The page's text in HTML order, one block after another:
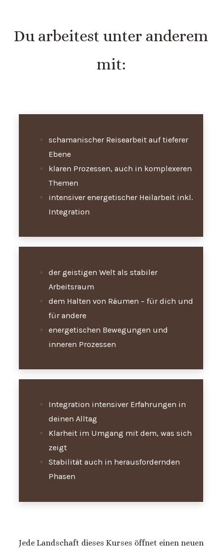
Du arbeitest unter anderem
mit:
schamanischer Reisearbeit auf tieferer
Ebene
klaren Prozessen, auch in komplexeren
Themen
intensiver energetischer Heilarbeit inkl.
Integration
der geistigen Welt als stabiler
Arbeitsraum
dem Halten von Räumen – für dich und
für andere
energetischen Bewegungen und
inneren Prozessen
Integration intensiver Erfahrungen in
deinen Alltag
Klarheit im Umgang mit dem, was sich
zeigt
Stabilität auch in herausfordernden
Phasen
Jede Landschaft dieses Kurses öffnet einen neuen